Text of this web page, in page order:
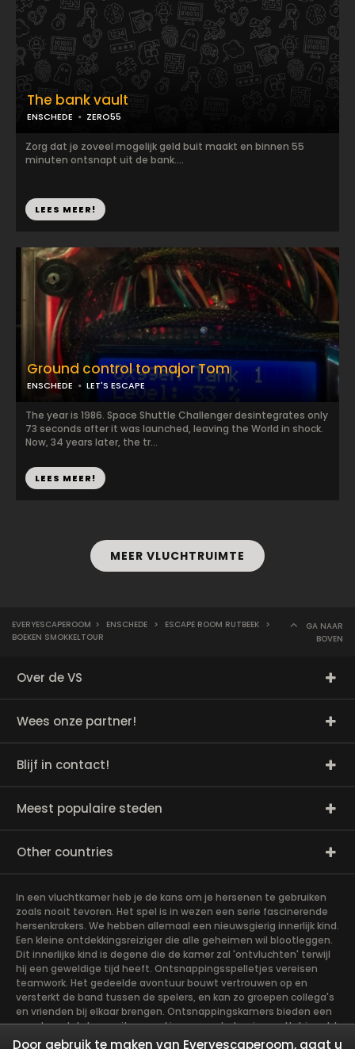
The bank vault
ENSCHEDE ZERO55
Zorg dat je zoveel mogelijk geld buit maakt en binnen 55
minuten ontsnapt uit de bank....
LEES MEER!
Ground control to major Tom
ENSCHEDE LET'S ESCAPE
The year is 1986. Space Shuttle Challenger desintegrates only
73 seconds after it was launched, leaving the World in shock.
Now, 34 years later, the tr...
LEES MEER!
MEER VLUCHTRUIMTE
EVERYESCAPEROOM > ENSCHEDE > ESCAPE ROOM RUTBEEK >
BOEKEN SMOKKELTOUR
GA NAAR
BOVEN
Over de VS
Wees onze partner!
Blijf in contact!
Meest populaire steden
Other countries
In een vluchtkamer heb je de kans om je hersenen te gebruiken
zoals nooit tevoren. Het spel is in wezen een serie fascinerende
hersenkrakers. We hebben allemaal een nieuwsgierig innerlijk kind.
Een kleine ontdekkingsreiziger die alle geheimen wil blootleggen.
Dit innerlijke kind is degene die de kamer zal 'ontvluchten' terwijl
hij een geweldige tijd heeft. Ontsnappingsspelletjes vereisen
teamwork. Het gedeelde avontuur bouwt vertrouwen op en
versterkt de band tussen de spelers, en kan zo groepen collega's
en vrienden bij elkaar brengen. Ontsnappingskamers bieden een
avontuur dat de moeite waard is om aan te beginnen. Het is echt
teamwerk, wat het soepelst gaat als de teamleden hun
Door gebruik te maken van Everyescaperoom, gaat u